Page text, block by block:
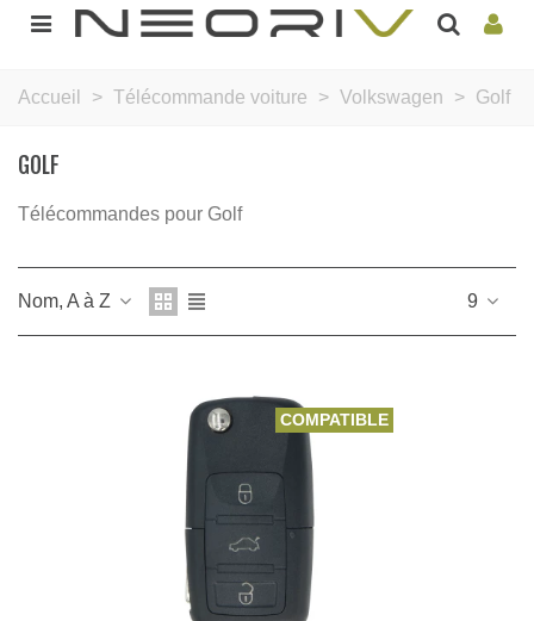
Accueil > Télécommande voiture > Volkswagen > Golf
GOLF
Télécommandes pour Golf
Nom, A à Z 9
COMPATIBLE